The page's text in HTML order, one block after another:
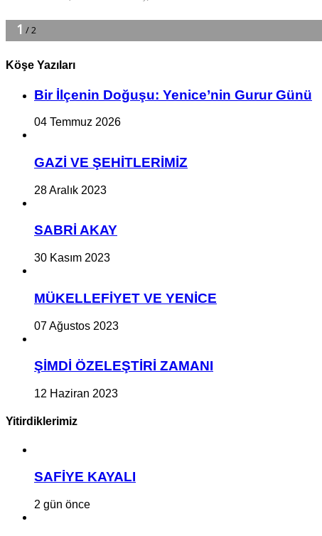
Köşe Yazıları
Bir İlçe­nin Do­ğu­şu: Ye­ni­ce’nin Gurur Günü
04 Temmuz 2026
GAZİ VE ŞEHİTLERİMİZ
28 Aralık 2023
SABRİ AKAY
30 Kasım 2023
MÜKELLEFİYET VE YENİCE
07 Ağustos 2023
ŞİMDİ ÖZELEŞTİRİ ZAMANI
12 Haziran 2023
Yitirdiklerimiz
SAFİYE KAYALI
2 gün önce